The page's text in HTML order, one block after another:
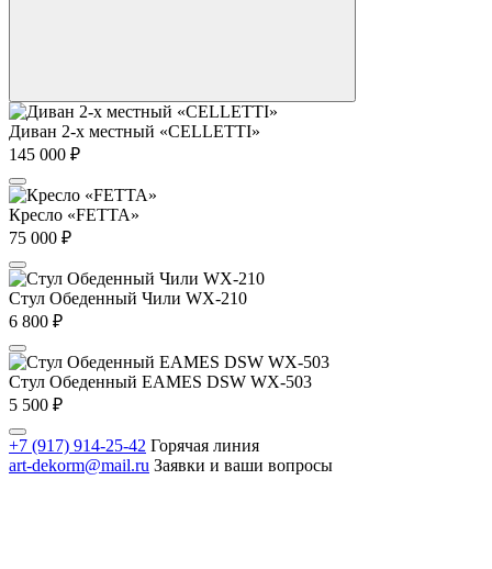
Диван 2-х местный «CELLETTI»
145 000 ₽
Кресло «FETTA»
75 000 ₽
Стул Обеденный Чили WX-210
6 800 ₽
Стул Обеденный EAMES DSW WX-503
5 500 ₽
+7 (917) 914-25-42 Горячая линия
art-dekorm@mail.ru Заявки и ваши вопросы